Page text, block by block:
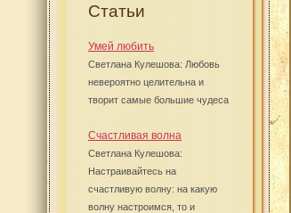
Статьи
Умей любить
Светлана Кулешова: Любовь
невероятно целительна и
творит самые большие чудеса
Счастливая волна
Светлана Кулешова:
Настраивайтесь на
счастливую волну: на какую
волну настроимся, то и